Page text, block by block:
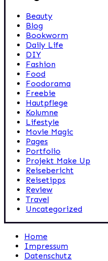
Beauty
Blog
Bookworm
Daily Life
DIY
Fashion
Food
Foodorama
Freebie
Hautpflege
Kolumne
Lifestyle
Movie Magic
Pages
Portfolio
Projekt Make Up
Reisebericht
Reisetipps
Review
Travel
Uncategorized
Home
Impressum
Datenschutz